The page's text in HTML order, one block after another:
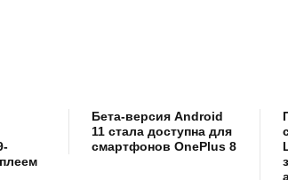
Бета-версия Android
11 стала доступна для
смартфонов OnePlus 8